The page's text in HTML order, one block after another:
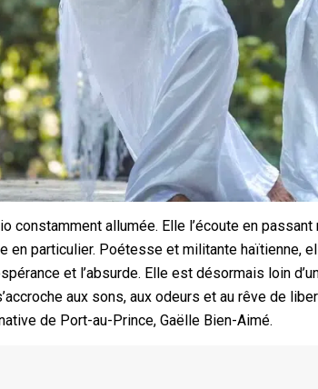
constamment allumée. Elle l’écoute en passant
en particulier. Poétesse et militante haïtienne,
et l’absurde. Elle est désormais loin
aux sons, aux odeurs et au rêve de
de Port-au-Prince, Gaëlle Bien-Aimé.